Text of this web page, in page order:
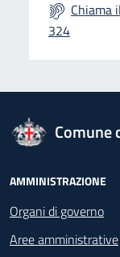
Chiama
324
logo Unione Europea
Comune
Footer -
AMMINISTRAZIONE
Organi di governo
Aree amministrative